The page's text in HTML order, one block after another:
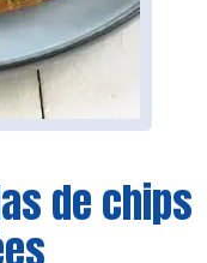
de chips